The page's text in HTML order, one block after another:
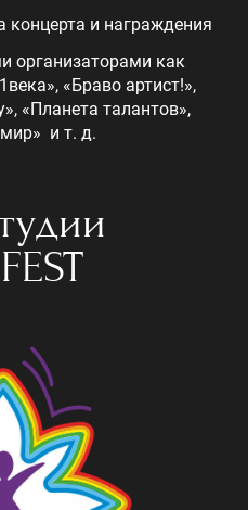
и награждения
организаторами как
«Браво артист!»,
«Планета талантов»,
и т. д.